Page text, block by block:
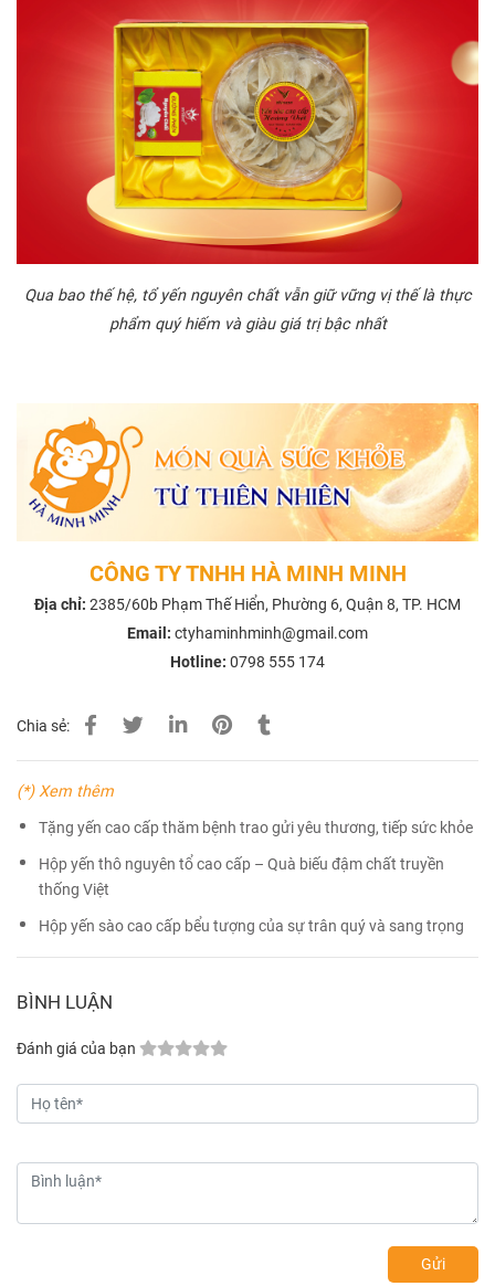
Qua bao thế hệ, tổ yến nguyên chất vẫn giữ vững vị thế là thực
phẩm quý hiếm và giàu giá trị bậc nhất
CÔNG TY TNHH HÀ MINH MINH
Địa chỉ: 2385/60b Phạm Thế Hiển, Phường 6, Quận 8, TP. HCM
Email: ctyhaminhminh@gmail.com
Hotline: 0798 555 174
Chia sẻ:
(*) Xem thêm
Tặng yến cao cấp thăm bệnh trao gửi yêu thương, tiếp sức khỏe
Hộp yến thô nguyên tổ cao cấp – Quà biếu đậm chất truyền
thống Việt
Hộp yến sào cao cấp bểu tượng của sự trân quý và sang trọng
BÌNH LUẬN
Đánh giá của bạn
Gửi